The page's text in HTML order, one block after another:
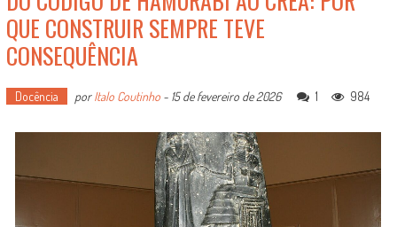
QUE CONSTRUIR SEMPRE TEVE
CONSEQUÊNCIA
Docência porItalo Coutinho- 15 de fevereiro de 2026 1 984